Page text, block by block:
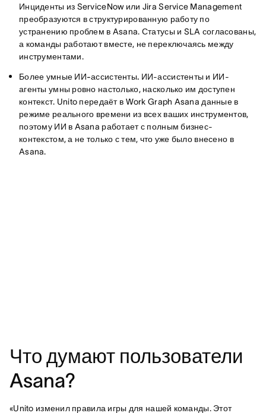
Инциденты из ServiceNow или Jira Service Management
преобразуются в структурированную работу по
устранению проблем в Asana. Статусы и SLA согласованы,
а команды работают вместе, не переключаясь между
инструментами.
Более умные ИИ-ассистенты. ИИ-ассистенты и ИИ-
агенты умны ровно настолько, насколько им доступен
контекст. Unito передаёт в Work Graph Asana данные в
режиме реального времени из всех ваших инструментов,
поэтому ИИ в Asana работает с полным бизнес-
контекстом, а не только с тем, что уже было внесено в
Asana.
Что думают пользователи
Asana?
«Unito изменил правила игры для нашей команды. Этот